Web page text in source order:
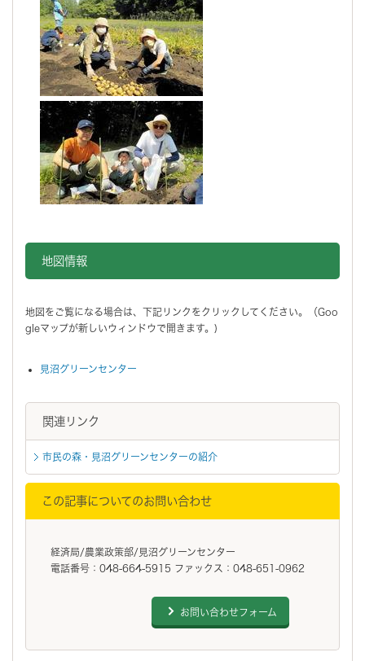
地図情報
地図をご覧になる場合は、下記リンクをクリックしてください。（Goo
gleマップが新しいウィンドウで開きます。)
見沼グリーンセンター
関連リンク
市民の森・見沼グリーンセンターの紹介
この記事についてのお問い合わせ
経済局/農業政策部/見沼グリーンセンター
電話番号：048-664-5915 ファックス：048-651-0962
お問い合わせフォーム